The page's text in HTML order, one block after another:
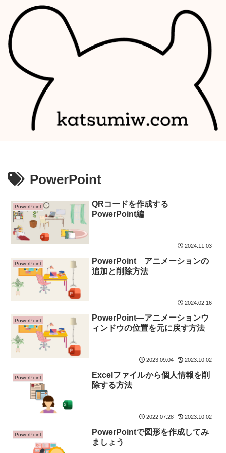
PowerPoint
PowerPoint
QRコードを作成する
PowerPoint編
2024.11.03
PowerPoint
PowerPoint アニメーションの
追加と削除方法
2024.02.16
PowerPoint
PowerPoint―アニメーションウ
ィンドウの位置を元に戻す方法
2023.09.04 2023.10.02
PowerPoint
Excelファイルから個人情報を削
除する方法
2022.07.28 2023.10.02
PowerPoint
PowerPointで図形を作成してみ
ましょう